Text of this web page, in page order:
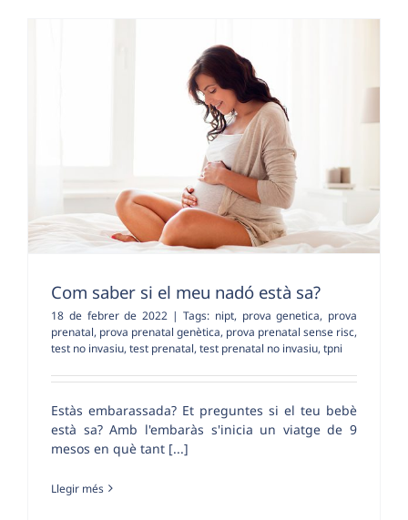
Com saber si el meu nadó està sa?
18 de febrer de 2022 | Tags: nipt, prova genetica, prova
prenatal, prova prenatal genètica, prova prenatal sense risc,
test no invasiu, test prenatal, test prenatal no invasiu, tpni
Estàs embarassada? Et preguntes si el teu bebè
està sa? Amb l'embaràs s'inicia un viatge de 9
mesos en què tant [...]
Llegir més